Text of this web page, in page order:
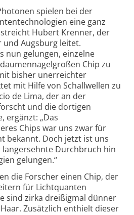
spielen bei der
eine ganz
Hubert Krenner, der
und Augsburg leitet.
nun gelungen, einzelne
Chip zu
bisher unerreichter
mit Hilfe von Schallwellen zu
de Lima, der an der
und die dortigen
ergänzt: „Das
Chips war uns zwar für
bekannt. Doch jetzt ist uns
Durchbruch hin
gelungen.“
die Forscher einen Chip, der
für Lichtquanten
sind zirka dreißigmal dünner
Zusätzlich enthielt dieser